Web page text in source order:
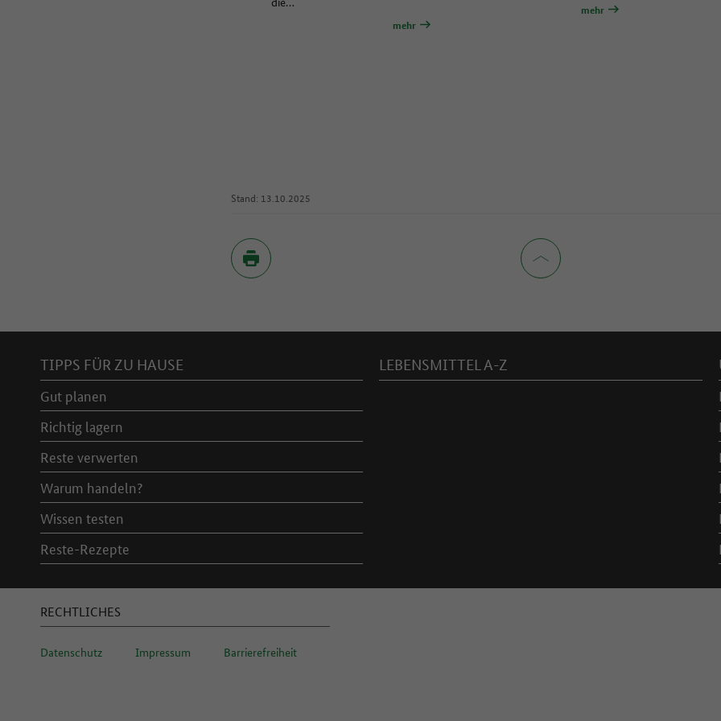
mehr
mehr
Stand: 13.10.2025
TIPPS FÜR ZU HAUSE
Gut planen
Richtig lagern
Reste verwerten
Warum handeln?
Wissen testen
Reste-Rezepte
LEBENSMITTEL A-Z
RECHTLICHES
Datenschutz Impressum Barrierefreiheit